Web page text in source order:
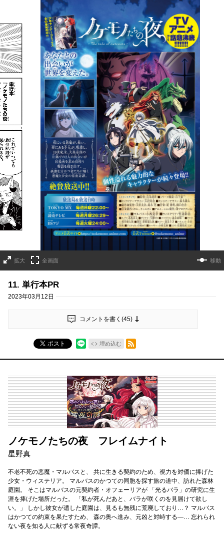
拡大 全画面 移動
11. 単行本PR
2023年03月12日
コメントを書く(45)
ポスト 埋め込む
RSSフィード
ノケモノたちの夜 フレイムナイト
星野真
不老不死の悪魔・マルバスと、 共に生きる契約のため、視力を対価に捧げた
少女・ウィステリア。 マルバスのかつての同胞を探す旅の道中、訪れた森林
庭園。 そこはマルバスの元契約者・オフェーリアが 「光るバラ」の研究に生
涯を捧げた場所だった。 「私が死んだあと、バラが咲くのを見届けて欲し
い。」 しかし彼女が遺した庭園は、見るも無残に荒廃しており…？ マルバス
はかつての約束を果たすため、 森の奥へ進み、元凶と対峙する―… 忘れられ
ない夜を知る人に献ずる常夜奇譚。